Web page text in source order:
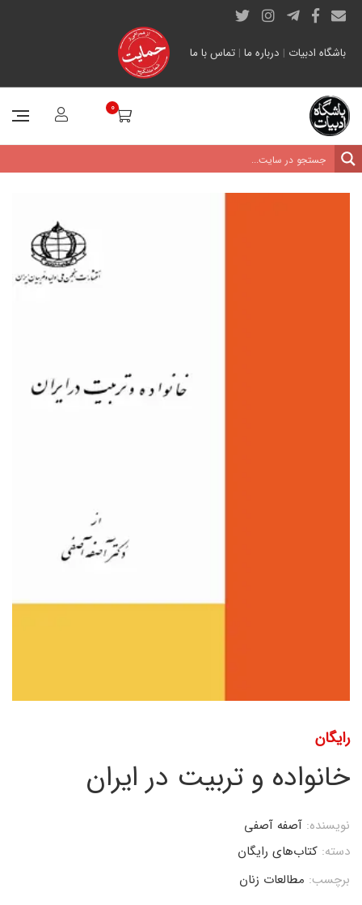
باشگاه ادبیات | درباره ما | تماس با ما
0
رایگان
خانواده و تربیت در ایران
نویسنده: آصفه آصفی
دسته: کتاب‌های رایگان
برچسب: مطالعات زنان